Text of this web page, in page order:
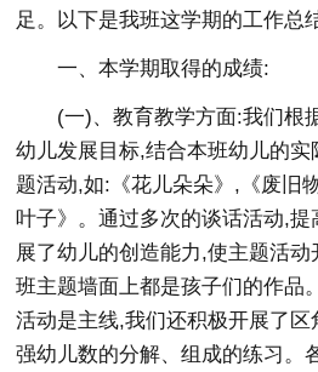
足。以下是我班这学期的工作总
一、本学期取得的成绩:
(一)、教育教学方面:我们根
幼儿发展目标,结合本班幼儿的
题活动,如:《花儿朵朵》,《废旧
叶子》。通过多次的谈话活动,
展了幼儿的创造能力,使主题活
班主题墙面上都是孩子们的作品
活动是主线,我们还积极开展了
强幼儿数的分解、组成的练习。